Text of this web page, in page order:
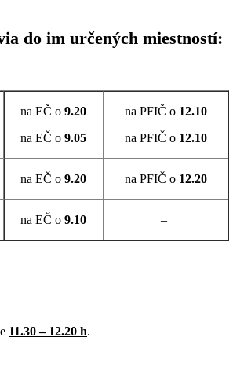
do im určených miestností:
na EČ o 9.20
na EČ o 9.05
na PFIČ o 12.10
na PFIČ o 12.10
na EČ o 9.20 na PFIČ o 12.20
na EČ o 9.10 –
11.30 – 12.20 h.